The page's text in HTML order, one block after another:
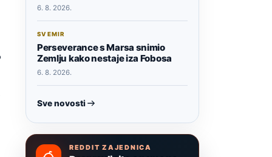
6. 8. 2026.
SVEMIR
Perseverance s Marsa snimio
Zemlju kako nestaje iza Fobosa
6. 8. 2026.
Sve novosti
REDDIT ZAJEDNICA